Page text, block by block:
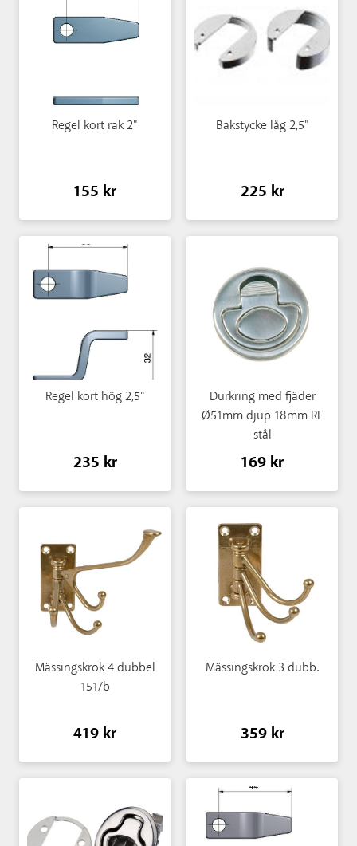
Regel kort rak 2"
155 kr
Bakstycke låg 2,5"
225 kr
Regel kort hög 2,5"
235 kr
Durkring med fjäder
Ø51mm djup 18mm RF
stål
169 kr
Mässingskrok 4 dubbel
151/b
419 kr
Mässingskrok 3 dubb.
359 kr